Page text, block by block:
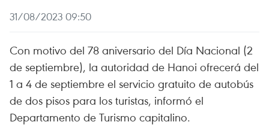
31/08/2023 09:50
Con motivo del 78 aniversario del Día Nacional (2
de septiembre), la autoridad de Hanoi ofrecerá del
1 a 4 de septiembre el servicio gratuito de autobús
de dos pisos para los turistas, informó el
Departamento de Turismo capitalino.